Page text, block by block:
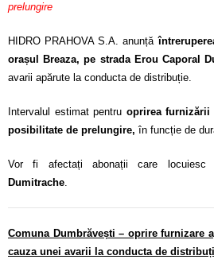
prelungire
HIDRO PRAHOVA S.A. anunță
orașul Breaza, pe strada Erou Caporal
avarii apărute la conducta de distribuție.
Intervalul estimat pentru oprirea furnizării
posibilitate de prelungire, în funcție de
Vor fi afectați abonații care
Dumitrache.
Comuna Dumbrăvești – oprire furnizare
cauza unei avarii la conducta de